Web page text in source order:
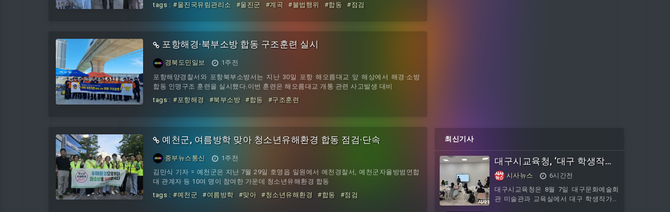
tags : #울진국유림관리소 #울진군 #계곡 #불법행위 #합동 #점검
포항해경·북부소방 합동 구조훈련 실시
경북도민일보
1주전
포항해양경찰서와 포항북부소방서는 지난 30일 포항 해오름대교 앞 해상에서 해경·소방
합동 인명구조 훈련을 실시했다.이번 훈련은 해오름대교 개통 관련 사고발생 대비
tags : #포항해경 #북부소방 #합동 #구조훈련
예천군, 여름방학 맞아 청소년유해환경 합동 점검·단속
중부뉴스통신
1주전
김만식 기자 = 예천군은 지난 7월 29일 호명읍 일원에서 예천경찰서, 예천군자율방범연합
대 관계자 등 10여 명이 참여한 가운데 청소년유해환경 합동
tags : #예천군 #여름방학 #맞아 #청소년유해환경 #합동 #점검
최신기사
대구시교육청, ‘대구 학생작가
브랜딩 역량 강화 워크숍’ 개최
시사뉴스
6시간전
대구시교육청은 8월 7일 대구문화예술회
관 미술관과 교육실에서 대구 학생작가가